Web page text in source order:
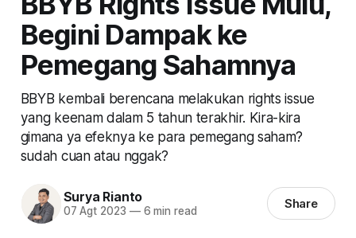
Begini Dampak ke
Pemegang Sahamnya
BBYB kembali berencana melakukan rights issue
yang keenam dalam 5 tahun terakhir. Kira-kira
gimana ya efeknya ke para pemegang saham?
sudah cuan atau nggak?
Surya Rianto
07 Agt 2023 —6 min read Share